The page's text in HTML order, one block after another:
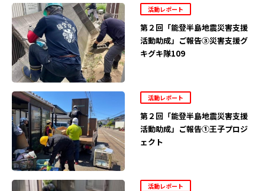
活動レポート
第２回「能登半島地震災害支援
活動助成」ご報告③災害支援グ
キグキ隊109
活動レポート
第２回「能登半島地震災害支援
活動助成」ご報告①王子プロジ
ェクト
活動レポート